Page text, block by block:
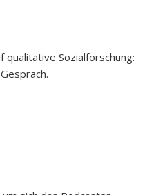
Sozialforschung: